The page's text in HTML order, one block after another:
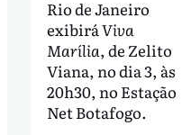
Rio de Janeiro
exibiráViva
Marília, de Zelito
Viana, no dia 3, às
20h30, no Estação
Net Botafogo.